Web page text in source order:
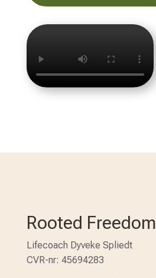
Rooted Freedom
Lifecoach Dyveke Spliedt
CVR-nr: 45694283